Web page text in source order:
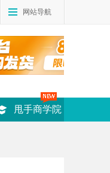
网站导航
甩手商学院